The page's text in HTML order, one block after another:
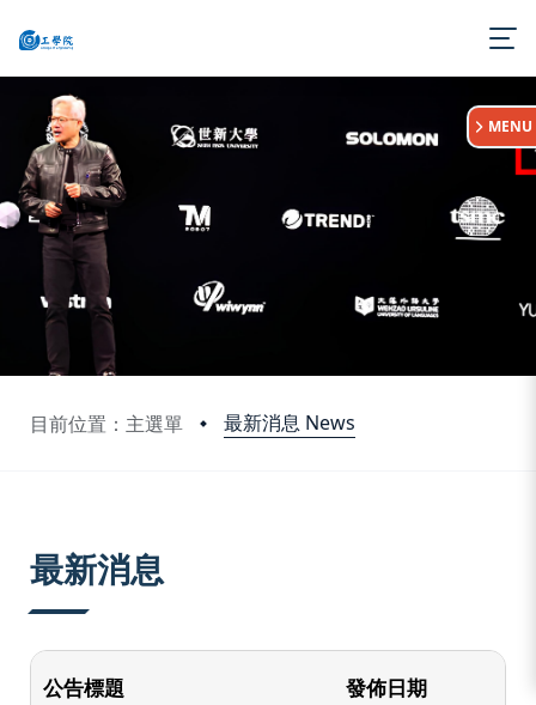
目前位置：主選單 最新消息 News
:::
MENU
最新消息
公告標題 發佈日期